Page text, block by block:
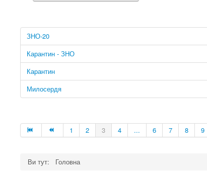
ЗНО-20
Карантин - ЗНО
Карантин
Милосердя
1 2 3 4 ... 6 7 8 9
Ви тут: Головна